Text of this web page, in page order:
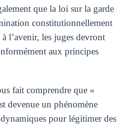
que la loi sur la garde
constitutionnellement
l’avenir, les juges devront
aux principes
fait comprendre que «
devenue un phénomène
pour légitimer des